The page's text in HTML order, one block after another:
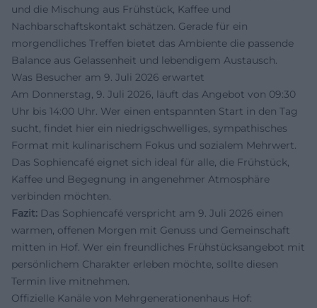
und die Mischung aus Frühstück, Kaffee und
Nachbarschaftskontakt schätzen. Gerade für ein
morgendliches Treffen bietet das Ambiente die passende
Balance aus Gelassenheit und lebendigem Austausch.
Was Besucher am 9. Juli 2026 erwartet
Am Donnerstag, 9. Juli 2026, läuft das Angebot von 09:30
Uhr bis 14:00 Uhr. Wer einen entspannten Start in den Tag
sucht, findet hier ein niedrigschwelliges, sympathisches
Format mit kulinarischem Fokus und sozialem Mehrwert.
Das Sophiencafé eignet sich ideal für alle, die Frühstück,
Kaffee und Begegnung in angenehmer Atmosphäre
verbinden möchten.
Fazit: Das Sophiencafé verspricht am 9. Juli 2026 einen
warmen, offenen Morgen mit Genuss und Gemeinschaft
mitten in Hof. Wer ein freundliches Frühstücksangebot mit
persönlichem Charakter erleben möchte, sollte diesen
Termin live mitnehmen.
Offizielle Kanäle von Mehrgenerationenhaus Hof: